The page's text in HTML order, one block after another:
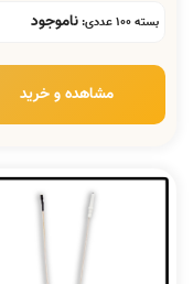
بسته 100 عددی: ناموجود
مشاهده و خرید